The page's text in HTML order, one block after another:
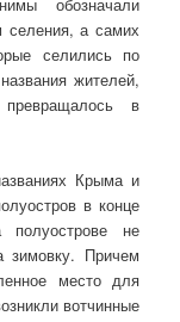
обозначали
селения, а самих
селились по
жителей,
в
Крыма и
в конце
не
зимовку. Причем
место для
вотчинные